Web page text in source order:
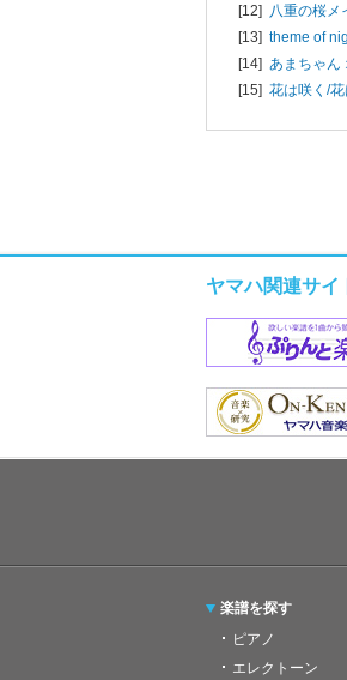
[12] 八重の桜メ
[13] theme of
[14] あまちゃん
[15] 花は咲く/花
ヤマハ関連サイ
楽譜を探す
ピアノ
エレクトーン